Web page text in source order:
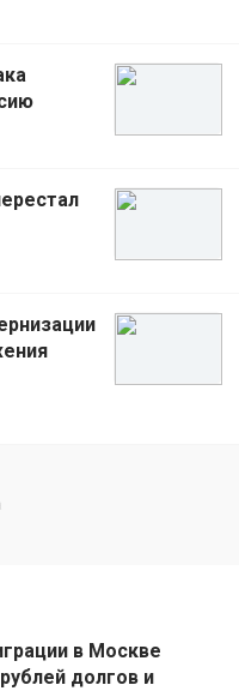
в Москве
долгов и